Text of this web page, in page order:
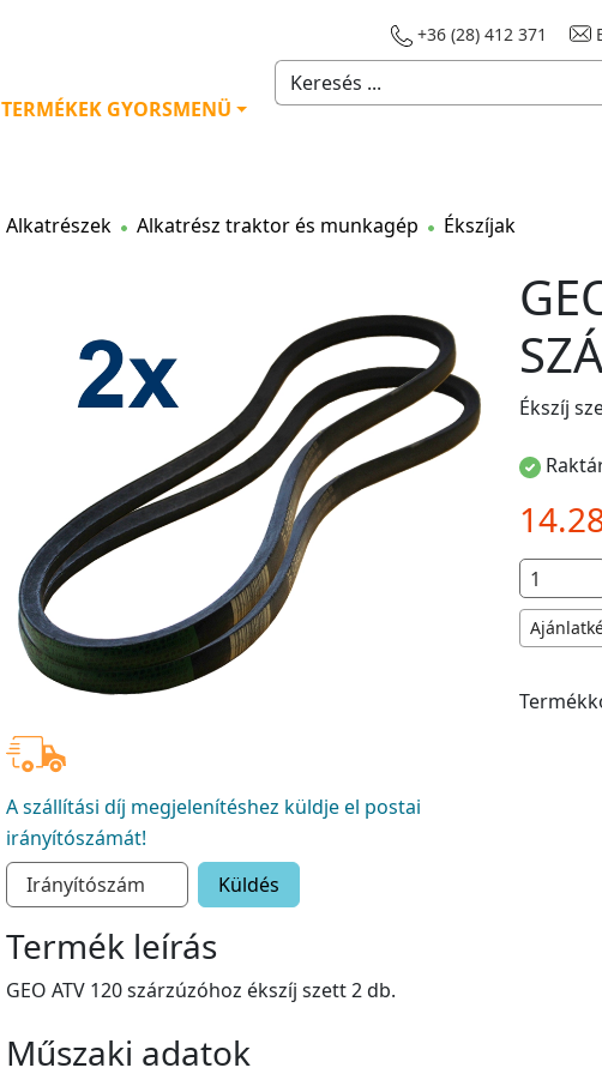
+36 (28) 412 371
TERMÉKEK GYORSMENÜ
Alkatrészek Alkatrész traktor és munkagép Ékszíjak
A szállítási díj megjelenítéshez küldje el postai
irányítószámát!
Küldés
Ékszíj
Termék leírás
GEO ATV 120 szárzúzóhoz ékszíj szett 2 db.
Műszaki adatok